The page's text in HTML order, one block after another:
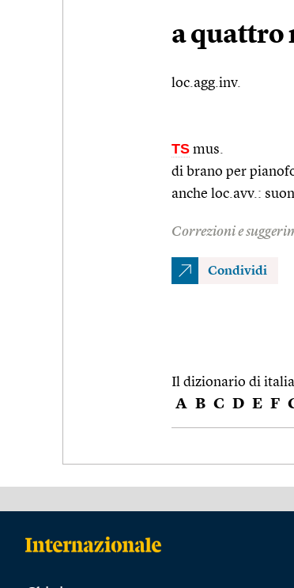
a quattro
loc.agg.inv.
TS mus.
di brano per
anche loc.avv.:
Correzioni e
Condividi
Il dizionario di
A B C D E F